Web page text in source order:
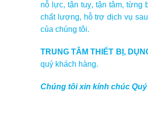
nỗ lực, tận tuỵ, tận tâm, từng
chất lượng, hỗ trợ dịch vụ
của chúng tôi.
TRUNG TÂM THIẾT BỊ,
quý khách hàng.
Chúng tôi xin kính chúc